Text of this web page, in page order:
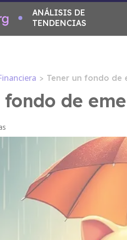
ANÁLISIS DE
TENDENCIAS
> Tener un fondo de
fondo de